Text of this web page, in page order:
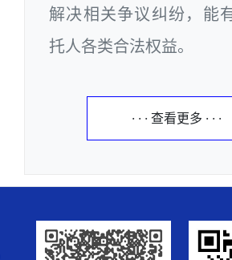
解决相关争议纠纷，能
托人各类合法权益。
· · · 查看更多 · · ·